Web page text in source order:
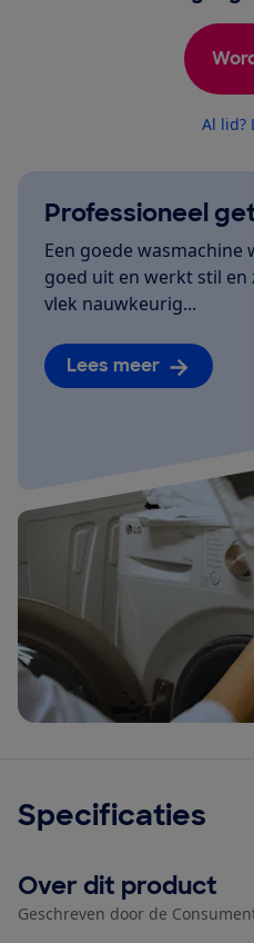
Al lid?
Professioneel
Een goede wasmachine
goed uit en werkt stil en
vlek nauwkeurig...
Lees meer
Specificaties
Over dit product
Geschreven door de